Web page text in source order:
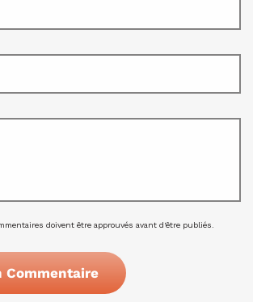
doivent être approuvés avant d'être publiés.